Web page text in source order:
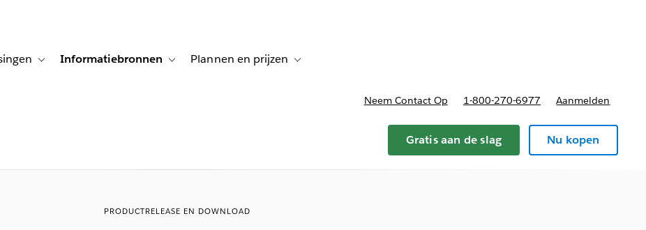
for Klanten aan het woord
Toggle sub-navigation for Oplossingen
Informatiebronnen Toggle sub-navigation for Informatiebronnen
Plannen en prijzen Toggle sub-navigation for Plannen en prijzen
Neem Contact Op 1-800-270-6977 Aanmelden
Gratis aan de slag Nu kopen
PRODUCTRELEASE EN DOWNLOAD